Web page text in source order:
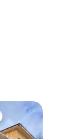
appréciés